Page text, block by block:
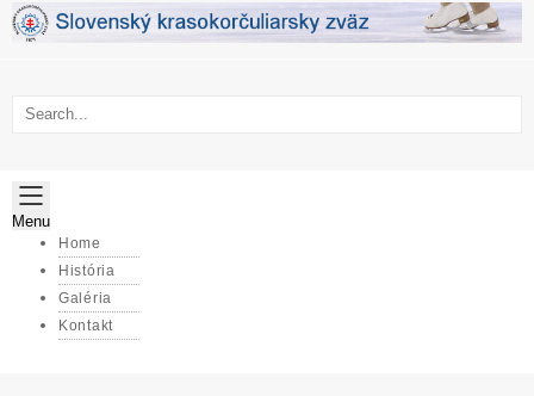
Skip
Menu
Home
História
Galéria
Kontakt